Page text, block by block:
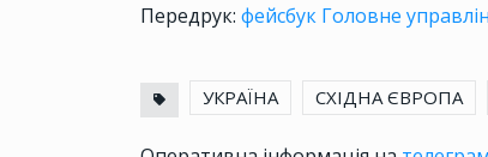
Передрук: фейсбук Головне
УКРАЇНА СХІДНА ЄВРОПА